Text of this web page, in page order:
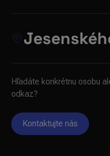
Hľadáte konkrétnu osobu
odkaz?
Kontaktujte nás